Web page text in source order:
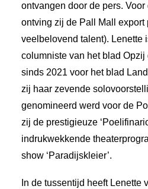
ontvangen door de pers.
ontving zij de Pall Mall export
veelbelovend talent). Lenette
columniste van het blad
sinds 2021 voor het blad
zij haar zevende
genomineerd werd voor de
zij de prestigieuze
indrukwekkende
show ‘Paradijskleier’.
In de tussentijd heeft Lenette